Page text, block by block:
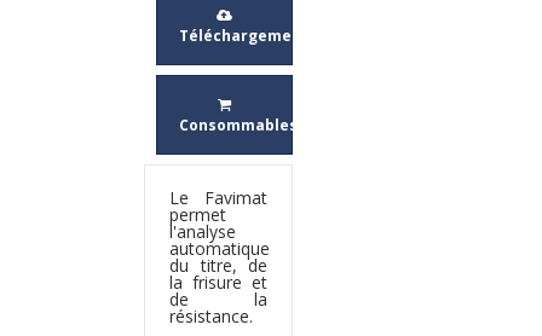
Téléchargement
Consommables
Le Favimat
permet
l'analyse
automatique
du titre, de
la frisure et
de la
résistance.